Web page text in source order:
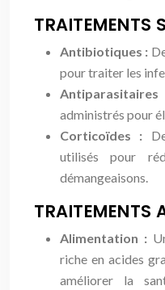
TRAITEMENTS
Antibiotiques :
pour traiter les
administrés pour
Corticoïdes :
utilisés pour
démangeaisons.
TRAITEMENTS
Alimentation :
riche en acides
améliorer la